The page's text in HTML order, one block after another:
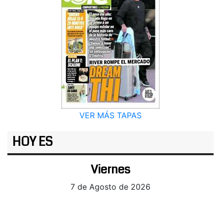
VER MÁS TAPAS
HOY ES
Viernes
7 de Agosto de 2026